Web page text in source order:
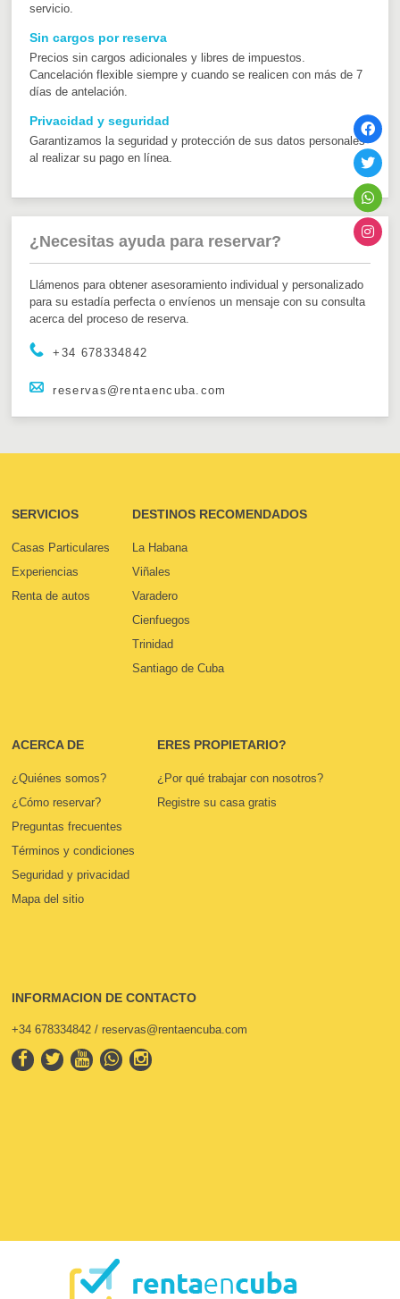
servicio.
Sin cargos por reserva
Precios sin cargos adicionales y libres de impuestos.
Cancelación flexible siempre y cuando se realicen con más de 7
días de antelación.
Privacidad y seguridad
Garantizamos la seguridad y protección de sus datos personales
al realizar su pago en línea.
¿Necesitas ayuda para reservar?
Llámenos para obtener asesoramiento individual y personalizado
para su estadía perfecta o envíenos un mensaje con su consulta
acerca del proceso de reserva.
+34 678334842
reservas@rentaencuba.com
SERVICIOS
Casas Particulares
Experiencias
Renta de autos
DESTINOS RECOMENDADOS
La Habana
Viñales
Varadero
Cienfuegos
Trinidad
Santiago de Cuba
ACERCA DE
¿Quiénes somos?
¿Cómo reservar?
Preguntas frecuentes
Términos y condiciones
Seguridad y privacidad
Mapa del sitio
ERES PROPIETARIO?
¿Por qué trabajar con nosotros?
Registre su casa gratis
INFORMACION DE CONTACTO
+34 678334842 / reservas@rentaencuba.com